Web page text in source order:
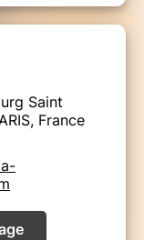
Saint
France